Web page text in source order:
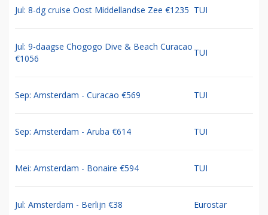
Jul: 8-dg cruise Oost Middellandse Zee €1235 TUI
Jul: 9-daagse Chogogo Dive & Beach Curacao
€1056
TUI
Sep: Amsterdam - Curacao €569 TUI
Sep: Amsterdam - Aruba €614 TUI
Mei: Amsterdam - Bonaire €594 TUI
Jul: Amsterdam - Berlijn €38 Eurostar